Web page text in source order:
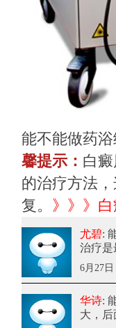
能不能做药
馨提示： 白
的治疗方法
复。 》》》
尤碧:
治疗是
6月27日
华诗:
大，后